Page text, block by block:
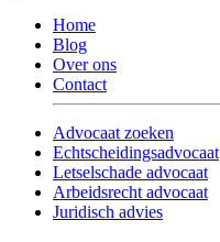
Home
Blog
Over ons
Contact
Advocaat zoeken
Echtscheidingsadvocaat
Letselschade advocaat
Arbeidsrecht advocaat
Juridisch advies